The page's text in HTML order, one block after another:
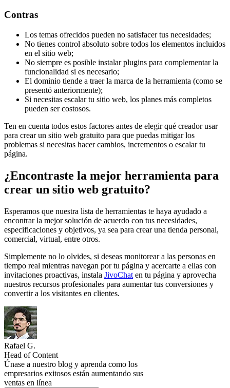
Contras
Los temas ofrecidos pueden no satisfacer tus necesidades;
No tienes control absoluto sobre todos los elementos incluidos
en el sitio web;
No siempre es posible instalar plugins para complementar la
funcionalidad si es necesario;
El dominio tiende a traer la marca de la herramienta (como se
presentó anteriormente);
Si necesitas escalar tu sitio web, los planes más completos
pueden ser costosos.
Ten en cuenta todos estos factores antes de elegir qué creador usar
para crear un sitio web gratuito para que puedas mitigar los
problemas si necesitas hacer cambios, incrementos o escalar tu
página.
¿Encontraste la mejor herramienta para
crear un sitio web gratuito?
Esperamos que nuestra lista de herramientas te haya ayudado a
encontrar la mejor solución de acuerdo con tus necesidades,
especificaciones y objetivos, ya sea para crear una tienda personal,
comercial, virtual, entre otros.
Simplemente no lo olvides, si deseas monitorear a las personas en
tiempo real mientras navegan por tu página y acercarte a ellas con
invitaciones proactivas, instala JivoChat en tu página y aprovecha
nuestros recursos profesionales para aumentar tus conversiones y
convertir a los visitantes en clientes.
Rafael G.
Head of Content
Únase a nuestro blog y aprenda como los
empresarios exitosos están aumentando sus
ventas en línea